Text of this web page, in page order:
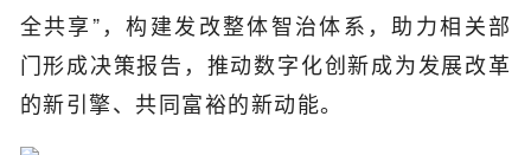
全共享”，构建发改整体智治体系，助力相关部
门形成决策报告，推动数字化创新成为发展改革
的新引擎、共同富裕的新动能。